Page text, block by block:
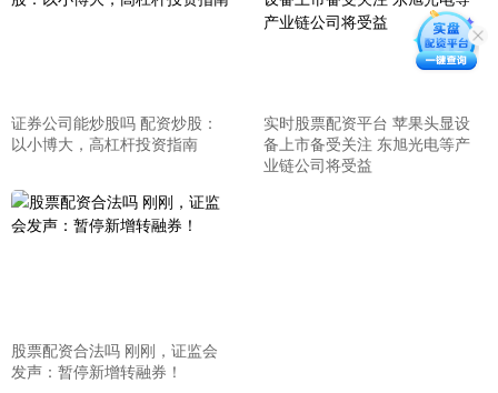
证券公司能炒股吗 配资炒股：
以小博大，高杠杆投资指南
实时股票配资平台 苹果头显设
备上市备受关注 东旭光电等产
业链公司将受益
股票配资合法吗 刚刚，证监会
发声：暂停新增转融券！